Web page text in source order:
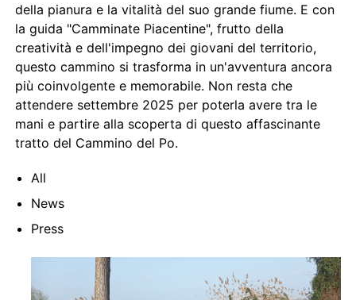
della pianura e la vitalità del suo grande fiume. E con
la guida "Camminate Piacentine", frutto della
creatività e dell'impegno dei giovani del territorio,
questo cammino si trasforma in un'avventura ancora
più coinvolgente e memorabile. Non resta che
attendere settembre 2025 per poterla avere tra le
mani e partire alla scoperta di questo affascinante
tratto del Cammino del Po.
All
News
Press